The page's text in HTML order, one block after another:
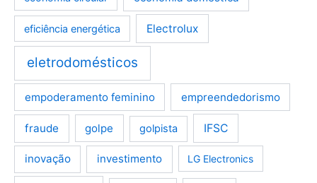
eficiência energética Electrolux
eletrodomésticos
empoderamento feminino empreendedorismo
fraude golpe golpista IFSC
inovação investimento LG Electronics